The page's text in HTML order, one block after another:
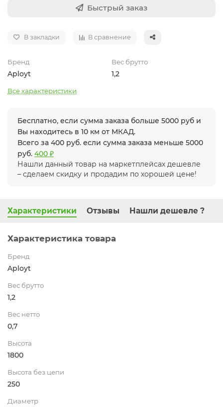
Быстрый заказ
В закладки В сравнение
Бренд
Aployt
Вес брутто
1,2
Все характеристики
Бесплатно, если сумма заказа больше 5000 руб и
Вы находитесь в 10 км от МКАД.
Всего за 400 руб. если сумма заказа меньше 5000
руб. 400 ₽
Нашли данный товар на маркетплейсах дешевле
– сделаем скидку и продадим по хорошей цене!
Характеристики Отзывы Нашли дешевле ?
Характеристика товара
Бренд
Aployt
Вес брутто
1,2
Вес нетто
0,7
Высота
1800
Высота без цепи
250
Диаметр